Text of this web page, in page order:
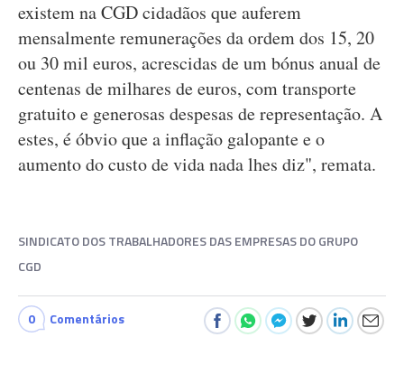
existem na CGD cidadãos que auferem
mensalmente remunerações da ordem dos 15, 20
ou 30 mil euros, acrescidas de um bónus anual de
centenas de milhares de euros, com transporte
gratuito e generosas despesas de representação. A
estes, é óbvio que a inflação galopante e o
aumento do custo de vida nada lhes diz", remata.
SINDICATO DOS TRABALHADORES DAS EMPRESAS DO GRUPO
CGD
0 Comentários